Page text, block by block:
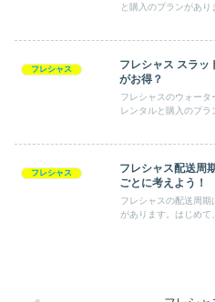
と購入のプランがあり
フレシャス
フレシャス スラッ
がお得？
フレシャスのウォータ
レンタルと購入のプラ
フレシャス
フレシャス配送周
ごとに考えよう！
フレシャスの配送周
があります。はじめて